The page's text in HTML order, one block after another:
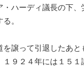
・ハーディ議長の下、
。
を譲って引退したあと
１９２４年には１５１